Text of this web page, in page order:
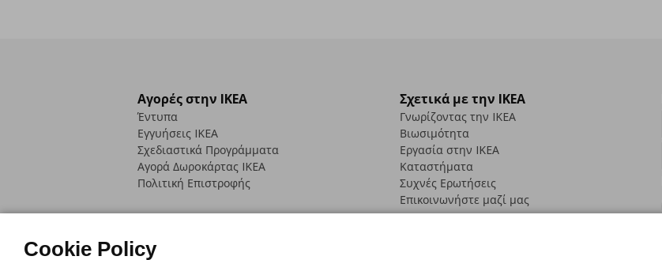
Αγορές στην IKEA
Έντυπα
Εγγυήσεις IKEA
Σχεδιαστικά Προγράμματα
Αγορά Δωρoκάρτας IKEA
Πολιτική Επιστροφής
Σχετικά με την IKEA
Γνωρίζοντας την IKEA
Βιωσιμότητα
Εργασία στην IKEA
Καταστήματα
Συχνές Ερωτήσεις
Επικοινωνήστε μαζί μας
Cookie Policy